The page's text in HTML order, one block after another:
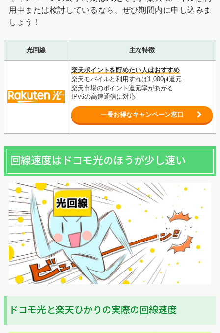
用中または検討しているなら、ぜひ期間内に申し込みま
しょう！
光回線 主な特徴
楽天ポイントを貯めたい人はおすすめ
楽天モバイルと利用すれば1,000pt還元
楽天市場のポイント還元率があがる
IPv6の高速通信に対応
一番お得なキャンペーン窓口
回線速度はドコモ光のほうが少し速い
ドコモ光と楽天ひかりの実際の回線速度